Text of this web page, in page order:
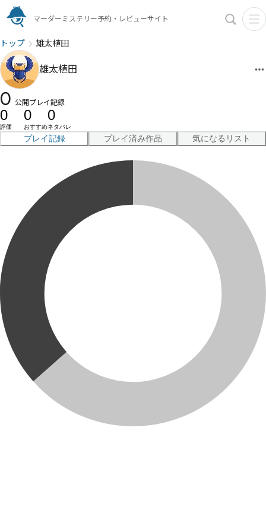
マーダーミステリー予約・レビューサイト
トップ 雄太植田
雄太植田
0 公開プレイ記録
0
評価
0
おすすめ
0
ネタバレ
プレイ記録 プレイ済み作品 気になるリスト